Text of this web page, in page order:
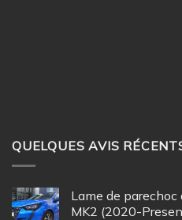
QUELQUES AVIS
Lame de
MK2 (2020-